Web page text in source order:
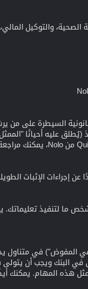
والتوكيل
السيطرة على من
عليه أحيانًا
إجراءات الإثبات
ما لتنفيذ تعليماتك.
في متناول يدك
في البنك ويجب أن
مثل هذه المهام.